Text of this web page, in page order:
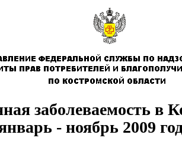
заболеваемость в
- ноябрь 2009